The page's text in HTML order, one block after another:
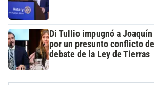
Di Tullio impugnó a Joaquín
por un presunto conflicto
debate de la Ley de Tierras